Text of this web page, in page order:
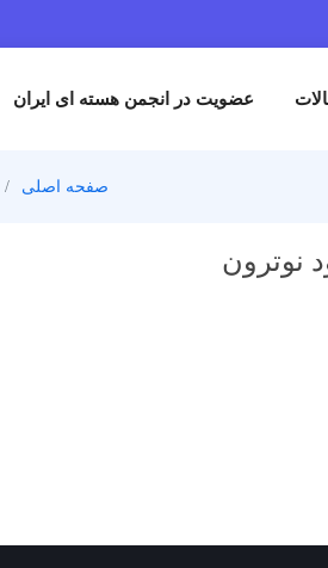
عضویت در انجمن هسته ای ایران
صفحه اصلی
نوترون